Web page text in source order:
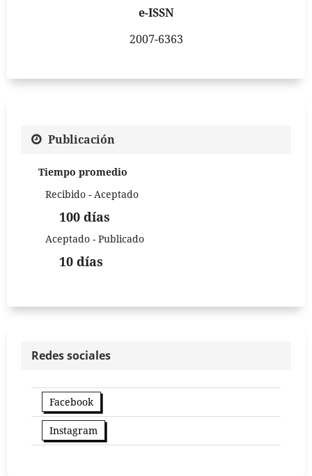
e-ISSN
2007-6363
Publicación
Tiempo promedio
Recibido - Aceptado
100 días
Aceptado - Publicado
10 días
Redes sociales
Facebook
Instagram